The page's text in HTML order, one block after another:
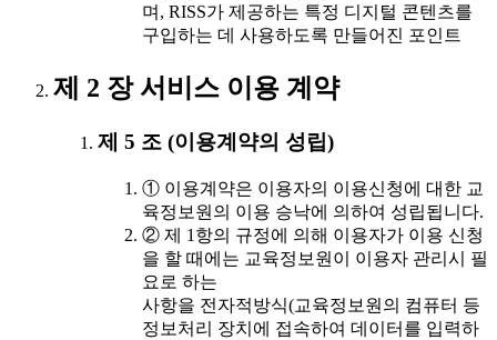
며, RISS가 제공하는 특정 디지털 콘텐츠를
구입하는 데 사용하도록 만들어진 포인트
제 2 장 서비스 이용 계약
제 5 조 (이용계약의 성립)
① 이용계약은 이용자의 이용신청에 대한 교
육정보원의 이용 승낙에 의하여 성립됩니다.
② 제 1항의 규정에 의해 이용자가 이용 신청
을 할 때에는 교육정보원이 이용자 관리시 필
요로 하는
사항을 전자적방식(교육정보원의 컴퓨터 등
정보처리 장치에 접속하여 데이터를 입력하